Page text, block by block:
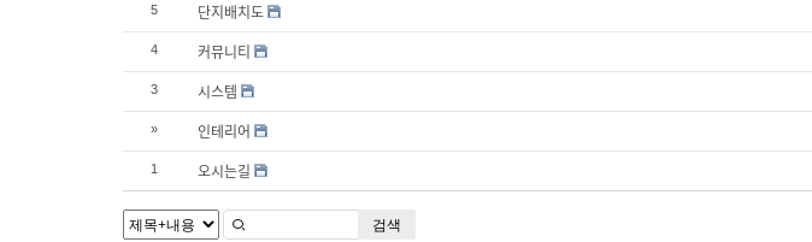
5 단지배치도
4 커뮤니티
3 시스템
» 인테리어
1 오시는길
검색